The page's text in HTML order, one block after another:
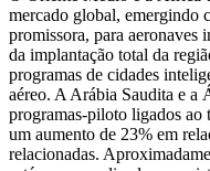
mercado global, emergindo
promissora, para
da implantação total da
programas de cidades
aéreo. A Arábia Saudita e a
programas-piloto ligados ao
um aumento de 23% em
relacionadas.